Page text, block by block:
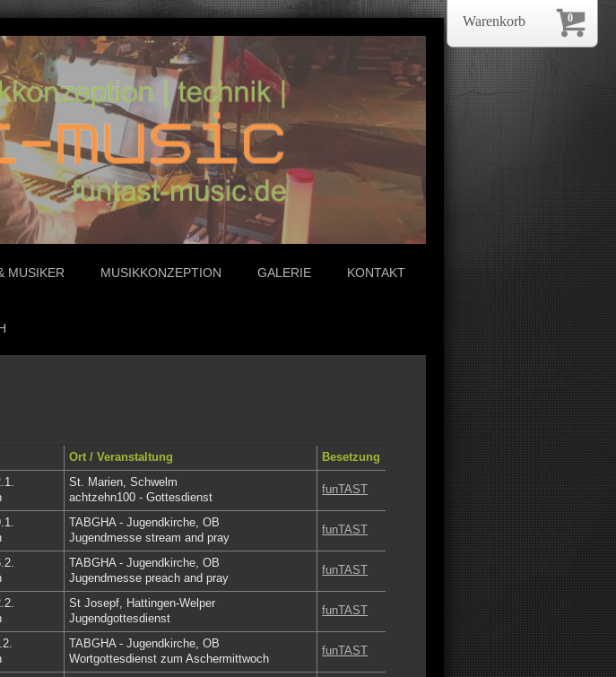
MUSIKER MUSIKKONZEPTION GALERIE KONTAKT
Ort / Veranstaltung
Besetzung
St. Marien, Schwelm
achtzehn100 - Gottesdienst
funTAST
TABGHA - Jugendkirche, OB
Jugendmesse stream and pray
funTAST
TABGHA - Jugendkirche, OB
Jugendmesse preach and pray
funTAST
St Josepf, Hattingen-Welper
Jugendgottesdienst
funTAST
TABGHA - Jugendkirche, OB
Wortgottesdienst zum Aschermittwoch
funTAST
0
Warenkorb